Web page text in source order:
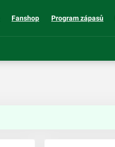
Fanshop Program zápasů